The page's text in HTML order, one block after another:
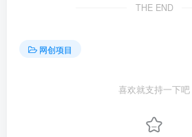
THE END
网创项目
喜欢就支持一下吧